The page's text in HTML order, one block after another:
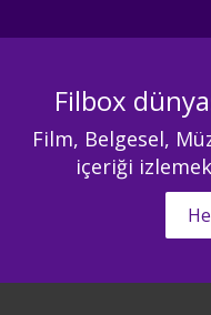
Filbox
Film, Belgesel,
içeriği